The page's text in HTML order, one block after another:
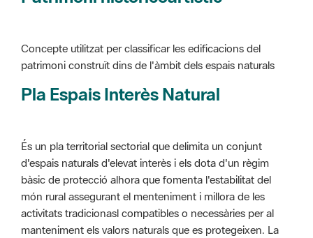
Pla Espais Interès Natural
És un pla territorial sectorial que delimita un conjunt
món rural assegurant el menteniment i millora de les
activitats tradicionasl compatibles o necessàries per al
manteniment els valors naturals que es protegeixen. La
figura del PEIN va ser creada i regulada per la Llei
12/1985, de 13 de juny, d'espais naturals. El PEIN va ser
aprovat per Decret 328/92. El seu abast comprèn tot el